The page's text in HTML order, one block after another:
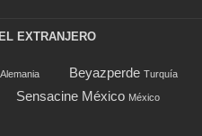
EXTRANJERO
Alemania Beyazperde Turquía
Sensacine México México